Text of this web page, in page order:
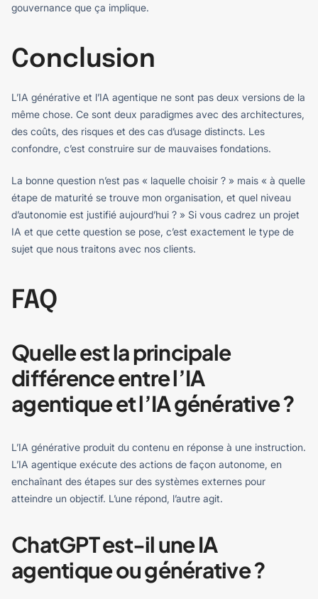
gouvernance que ça implique.
Conclusion
L’IA générative et l’IA agentique ne sont pas deux versions de la
même chose. Ce sont deux paradigmes avec des architectures,
des coûts, des risques et des cas d’usage distincts. Les
confondre, c’est construire sur de mauvaises fondations.
La bonne question n’est pas « laquelle choisir ? » mais « à quelle
étape de maturité se trouve mon organisation, et quel niveau
d’autonomie est justifié aujourd’hui ? » Si vous cadrez un projet
IA et que cette question se pose, c’est exactement le type de
sujet que nous traitons avec nos clients.
FAQ
Quelle est la principale
différence entre l’IA
agentique et l’IA générative ?
L’IA générative produit du contenu en réponse à une instruction.
L’IA agentique exécute des actions de façon autonome, en
enchaînant des étapes sur des systèmes externes pour
atteindre un objectif. L’une répond, l’autre agit.
ChatGPT est-il une IA
agentique ou générative ?